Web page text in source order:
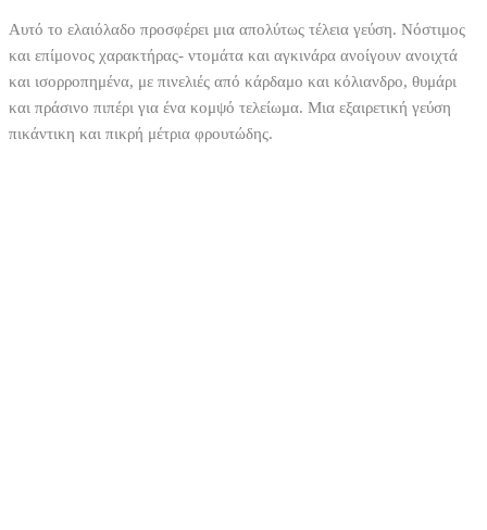
Αυτό το ελαιόλαδο προσφέρει μια απολύτως τέλεια γεύση. Νόστιμος
και επίμονος χαρακτήρας- ντομάτα και αγκινάρα ανοίγουν ανοιχτά
και ισορροπημένα, με πινελιές από κάρδαμο και κόλιανδρο, θυμάρι
και πράσινο πιπέρι για ένα κομψό τελείωμα. Μια εξαιρετική γεύση
πικάντικη και πικρή μέτρια φρουτώδης.